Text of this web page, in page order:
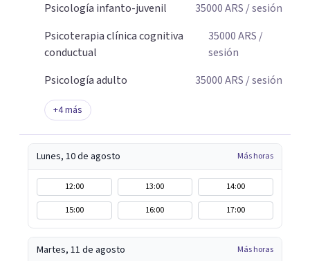
Psicología infanto-juvenil
35000ARS / sesión
Psicoterapia clínica cognitiva
conductual
35000ARS /
sesión
Psicología adulto
35000ARS / sesión
+4más
Lunes, 10 de agosto Más horas
12:00 13:00
14:00
15:00
16:00 17:00
Martes, 11 de agosto Más horas